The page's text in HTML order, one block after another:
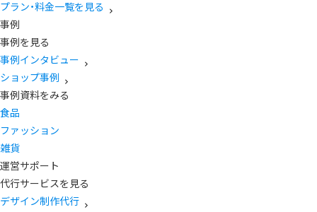
プラン・料金一覧を見る
事例
事例を見る
事例インタビュー
ショップ事例
事例資料をみる
食品
ファッション
雑貨
運営サポート
代行サービスを見る
デザイン制作代行